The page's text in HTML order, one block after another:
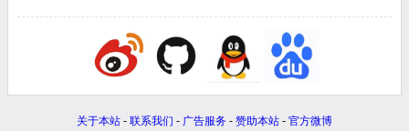
关于本站 - 联系我们 - 广告服务 - 赞助本站 - 官方微博